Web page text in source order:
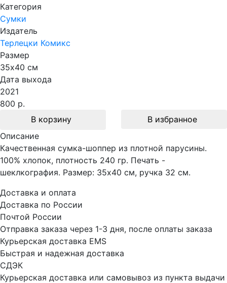
Категория
Сумки
Издатель
Терлецки Комикс
Размер
35х40 см
Дата выхода
2021
800 р.
В корзину
В избранное
Описание
Качественная сумка-шоппер из плотной парусины.
100% хлопок, плотность 240 гр. Печать -
шеклкография. Размер: 35х40 см, ручка 32 см.
Доставка и оплата
Доставка по России
Почтой России
Отправка заказа через 1-3 дня, после оплаты заказа
Курьерская доставка EMS
Быстрая и надежная доставка
СДЭК
Курьерская доставка или самовывоз из пункта выдачи